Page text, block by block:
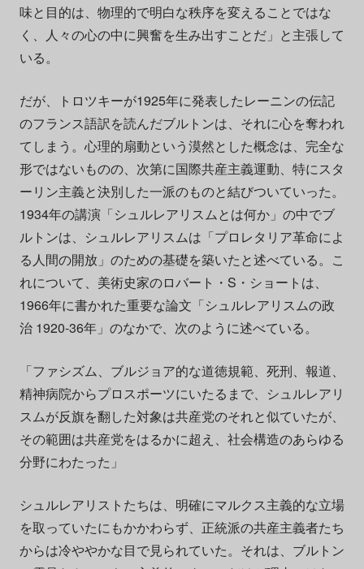
味と目的は、物理的で明白な秩序を変えることではな
く、人々の心の中に興奮を生み出すことだ」と主張して
いる。
だが、トロツキーが1925年に発表したレーニンの伝記
のフランス語訳を読んだブルトンは、それに心を奪われ
てしまう。心理的扇動という漠然とした概念は、完全な
形ではないものの、次第に国際共産主義運動、特にスタ
ーリン主義と決別した一派のものと結びついていった。
1934年の講演「シュルレアリスムとは何か」の中でブ
ルトンは、シュルレアリスムは「プロレタリア革命によ
る人間の開放」のための基礎を築いたと述べている。こ
れについて、美術史家のロバート・S・ショートは、
1966年に書かれた重要な論文「シュルレアリスムの政
治 1920-36年」のなかで、次のように述べている。
「ファシズム、ブルジョア的な道徳規範、死刑、報道、
精神病院からプロスポーツにいたるまで、シュルレアリ
スムが反旗を翻した対象は共産党のそれと似ていたが、
その範囲は共産党をはるかに超え、社会構造のあらゆる
分野にわたった」
シュルレアリストたちは、明確にマルクス主義的な立場
を取っていたにもかかわらず、正統派の共産主義者たち
からは冷ややかな目で見られていた。それは、ブルトン